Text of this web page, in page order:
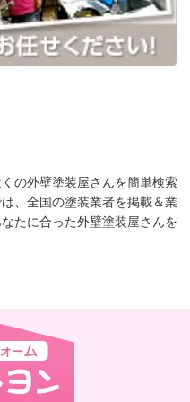
の外壁塗装屋さんを簡単検索
、全国の塗装業者を掲載＆業
たに合った外壁塗装屋さんを